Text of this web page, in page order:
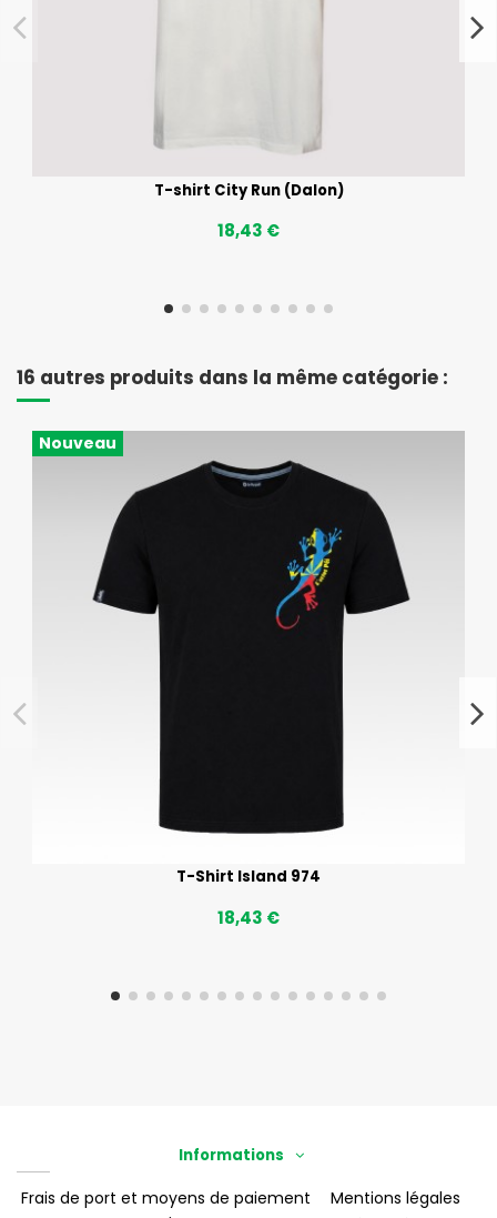
T-shirt City Run (Dalon)
18,43 €
16 autres produits dans la même catégorie :
Nouveau
T-Shirt Island 974
18,43 €
Informations
Frais de port et moyens de paiement
Mentions légales